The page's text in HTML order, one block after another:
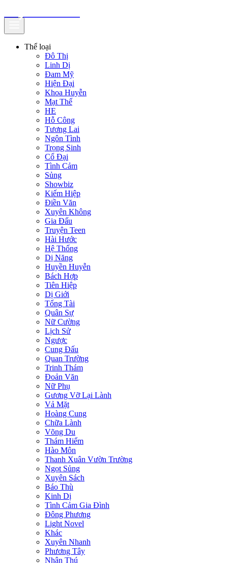
Thể loại
Đô Thị
Linh Dị
Đam Mỹ
Hiện Đại
Khoa Huyễn
Mạt Thế
HE
Hỗ Công
Tương Lai
Ngôn Tình
Trọng Sinh
Cổ Đại
Tình Cảm
Sủng
Showbiz
Kiếm Hiệp
Điền Văn
Xuyên Không
Gia Đấu
Truyện Teen
Hài Hước
Hệ Thống
Dị Năng
Huyền Huyễn
Bách Hợp
Tiên Hiệp
Dị Giới
Tổng Tài
Quân Sự
Nữ Cường
Lịch Sử
Ngược
Cung Đấu
Quan Trường
Trinh Thám
Đoản Văn
Nữ Phụ
Gương Vỡ Lại Lành
Vả Mặt
Hoàng Cung
Chữa Lành
Võng Du
Thám Hiểm
Hào Môn
Thanh Xuân Vườn Trường
Ngọt Sủng
Xuyên Sách
Báo Thù
Kinh Dị
Tình Cảm Gia Đình
Đông Phương
Light Novel
Khác
Xuyên Nhanh
Phương Tây
Nhân Thú